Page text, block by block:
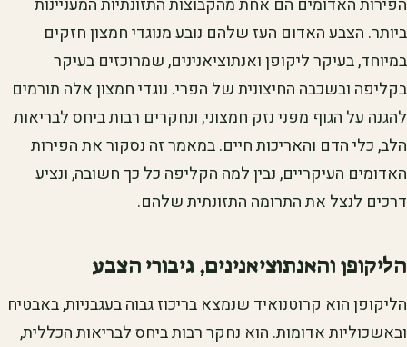
ביותר. הצבע האדום העז שלהם נובע מנוגדי חמצון חזקים
במיוחד, בעיקר ליקופן ואנתוציאנינים, שמרוכזים בעיקר
בקליפה ובשכבה החיצונית של הפרי. נוגדי חמצון אלה תורמים
להגנה על הגוף מפני נזק חמצוני, ונחקרים רבות ביחס לבריאות
הלב, כלי הדם והאריכות חיים. במאמר זה נסקור את הפירות
האדומים העיקריים, נבין למה הקליפה כל כך חשובה, ונציע
דרכים לנצל את התרומה התזונתית שלהם.
הליקופן והאנתוציאנינים, גיבורי הצבע
הליקופן הוא קרוטנואיד שנמצא בריכוז גבוה בעגבניות, באבטיח
ובאשכוליות אדומות. הוא נחקר רבות ביחס לבריאות הכללית,